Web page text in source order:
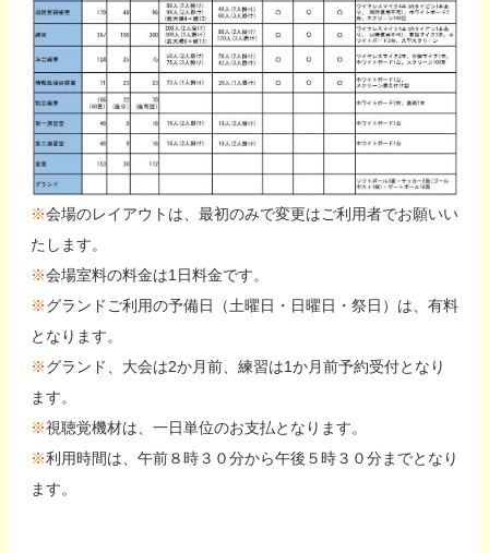
※会場のレイアウトは、最初のみで変更はご利用者でお願いい
たします。
※会場室料の料金は1日料金です。
※ グランドご利用の予備日（土曜日・日曜日・祭日）は、有料
となります。
※ グランド、大会は2か月前、練習は1か月前予約受付となり
ます。
※視聴覚機材は、一日単位のお支払となります。
※利用時間は、午前８時３０分から午後５時３０分までとなり
ます。